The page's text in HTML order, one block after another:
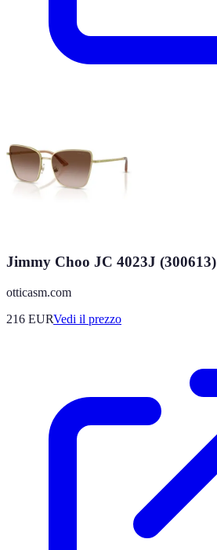
Jimmy Choo JC 4023J (300613)
otticasm.com
216 EURVedi il prezzo